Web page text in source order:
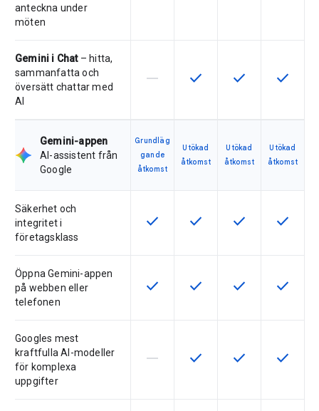
anteckna under
möten
Gemini i Chat– hitta,
sammanfatta och
översätt chattar med
AI
Den här funktionen stöds inte av
horizontal_rule Den här funktionen är
check Den här
check Den här
check
Gemini-appen
AI-assistent från
Google
Grundläg
gande
åtkomst
Utökad
åtkomst
Utökad
åtkomst
Utökad
åtkomst
Säkerhet och
integritet i
företagsklass
Den här funktionen är tillgänglig för
check Den här funktionen är
check Den här
check Den här
check
Öppna Gemini-appen
på webben eller
telefonen
Den här funktionen är tillgänglig för
check Den här funktionen är
check Den här
check Den här
check
Googles mest
kraftfulla AI-modeller
för komplexa
uppgifter
Den här funktionen stöds inte av
horizontal_rule Den här funktionen är
check Den här
check Den här
check